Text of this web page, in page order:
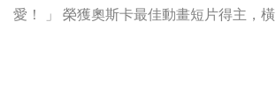
愛！ 」 榮獲奧斯卡最佳動畫短片得主，橫